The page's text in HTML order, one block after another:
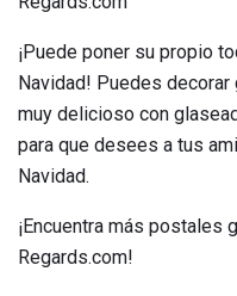
¡Puede poner su propio
Navidad! Puedes
muy delicioso con
para que desees a tus
Navidad.
¡Encuentra más postales
Regards.com!